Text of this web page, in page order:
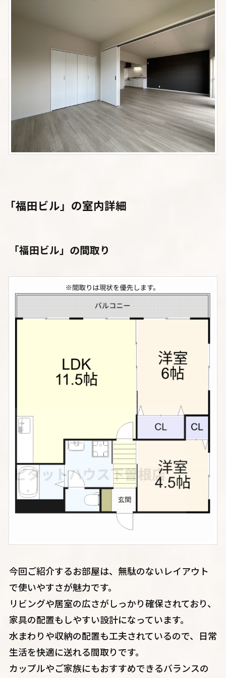
「福田ビル」の室内詳細
「福田ビル」の間取り
今回ご紹介するお部屋は、無駄のないレイアウト
で使いやすさが魅力です。
リビングや居室の広さがしっかり確保されており、
家具の配置もしやすい設計になっています。
水まわりや収納の配置も工夫されているので、日常
生活を快適に送れる間取りです。
カップルやご家族にもおすすめできるバランスの